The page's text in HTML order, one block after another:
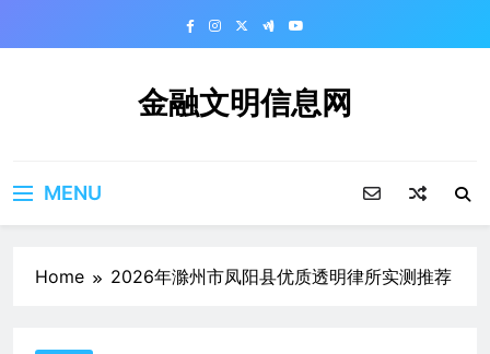
金融文明信息网
MENU
Home 2026年滁州市凤阳县优质透明律所实测推荐